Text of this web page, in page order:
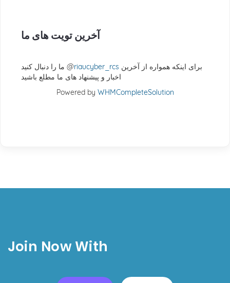
آخرین تویت های ما
ما را دنبال کنید @riaucyber_rcs
اخبار و پیشنهاد های ما مطلع باشید
Powered by WHMCompleteSolution
Join Now With